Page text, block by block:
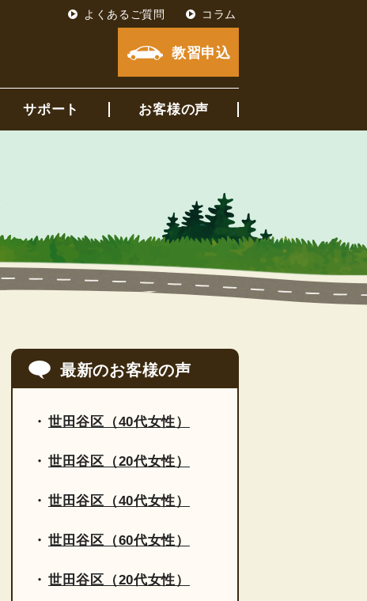
教習申込
よくあるご質問 コラム
サポート お客様の声
最新のお客様の声
世田谷区（40代女性）
世田谷区（20代女性）
世田谷区（40代女性）
世田谷区（60代女性）
世田谷区（20代女性）